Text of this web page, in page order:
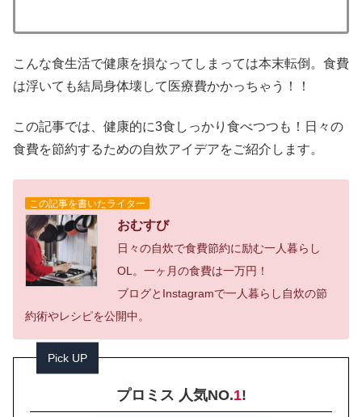
こんな食生活で健康を損なってしまっては本末転倒。食費
は浮いても結局身体壊して医療費かかっちゃう！！
この記事では、健康的に3食しっかり食べつつも！日々の
食費を節約するための自炊アイデアをご紹介します。
この記事を書いたライター
おむすび
日々の自炊で食費節約に励む一人暮らし
OL。一ヶ月の食費は一万円！
ブログとInstagramで一人暮らし自炊の節
約術やレシピを公開中。
Pick UP
プロミス 人気NO.1!